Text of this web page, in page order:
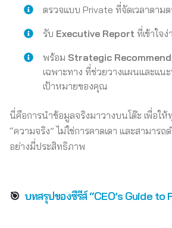
ตรวจแบบ Private ที่จัดเวลาตาม
รับ Executive Report ที่เข้าใจ
พร้อม Strategic
เฉพาะทาง ที่ช่วยวางแผนและแน
เป้าหมายของคุณ
นี่คือการนำข้อมูลจริงมาวางบนโต๊ะ เพื่อใ
“ความจริง” ไม่ใช่การคาดเดา และสามาร
อย่างมี่ประสิทธิภาพ
🎯 บทสรุปของซีรีส์ “CEO’s Guide to